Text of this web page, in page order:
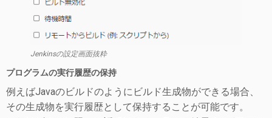
Jenkinsの設定画面抜粋
プログラムの実行履歴の保持
例えばJavaのビルドのようにビルド生成物ができる場合、
その生成物を実行履歴として保持することが可能です。